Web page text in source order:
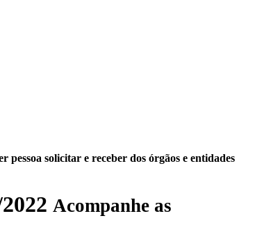
solicitar e receber dos órgãos e entidades
Acompanhe as